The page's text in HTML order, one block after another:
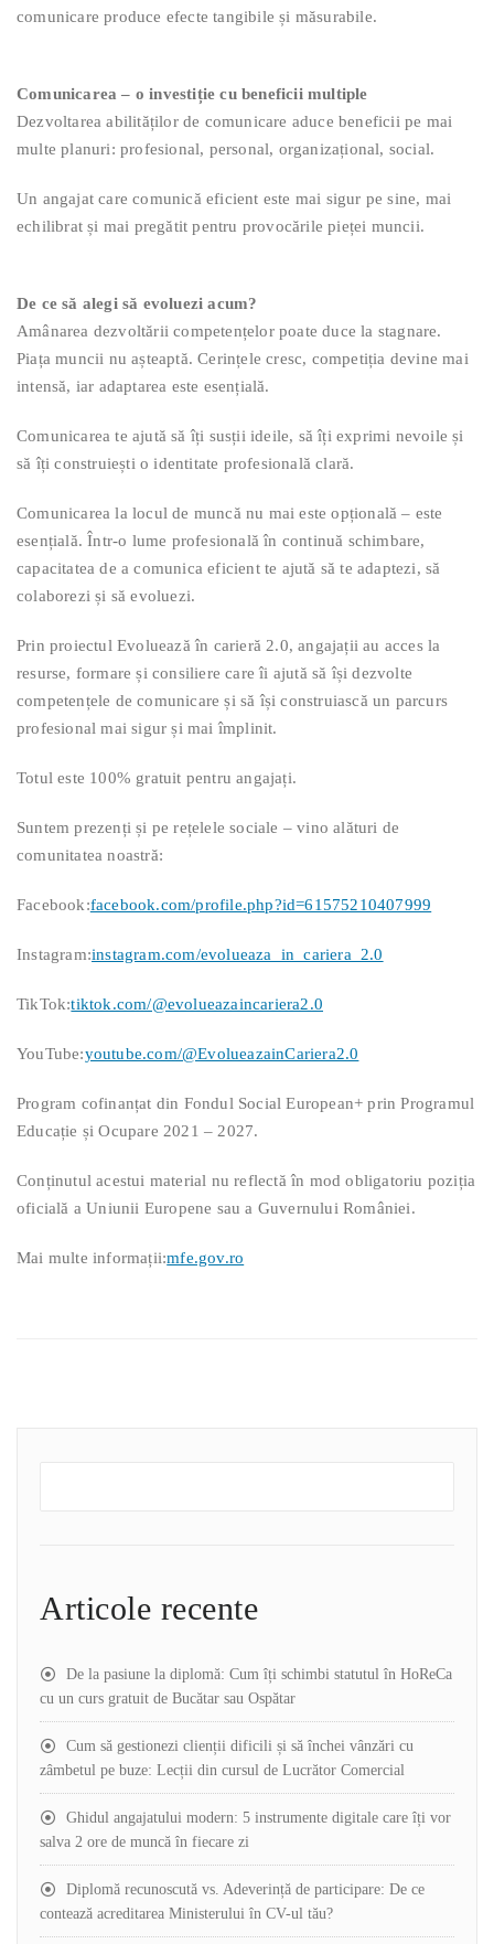
comunicare produce efecte tangibile și măsurabile.
Comunicarea – o investiție cu beneficii multiple
Dezvoltarea abilităților de comunicare aduce beneficii pe mai
multe planuri: profesional, personal, organizațional, social.
Un angajat care comunică eficient este mai sigur pe sine, mai
echilibrat și mai pregătit pentru provocările pieței muncii.
De ce să alegi să evoluezi acum?
Amânarea dezvoltării competențelor poate duce la stagnare.
Piața muncii nu așteaptă. Cerințele cresc, competiția devine mai
intensă, iar adaptarea este esențială.
Comunicarea te ajută să îți susții ideile, să îți exprimi nevoile și
să îți construiești o identitate profesională clară.
Comunicarea la locul de muncă nu mai este opțională – este
esențială. Într-o lume profesională în continuă schimbare,
capacitatea de a comunica eficient te ajută să te adaptezi, să
colaborezi și să evoluezi.
Prin proiectul Evoluează în carieră 2.0, angajații au acces la
resurse, formare și consiliere care îi ajută să își dezvolte
competențele de comunicare și să își construiască un parcurs
profesional mai sigur și mai împlinit.
Totul este 100% gratuit pentru angajați.
Suntem prezenți și pe rețelele sociale – vino alături de
comunitatea noastră:
Facebook:facebook.com/profile.php?id=61575210407999
Instagram:instagram.com/evolueaza_in_cariera_2.0
TikTok:tiktok.com/@evolueazaincariera2.0
YouTube:youtube.com/@EvolueazainCariera2.0
Program cofinanțat din Fondul Social European+ prin Programul
Educație și Ocupare 2021 – 2027.
Conținutul acestui material nu reflectă în mod obligatoriu poziția
oficială a Uniunii Europene sau a Guvernului României.
Mai multe informații:mfe.gov.ro
Articole recente
De la pasiune la diplomă: Cum îți schimbi statutul în HoReCa
cu un curs gratuit de Bucătar sau Ospătar
Cum să gestionezi clienții dificili și să închei vânzări cu
zâmbetul pe buze: Lecții din cursul de Lucrător Comercial
Ghidul angajatului modern: 5 instrumente digitale care îți vor
salva 2 ore de muncă în fiecare zi
Diplomă recunoscută vs. Adeverință de participare: De ce
contează acreditarea Ministerului în CV-ul tău?